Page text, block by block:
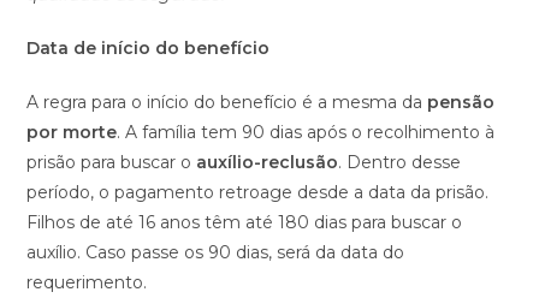
Data de início do benefício
A regra para o início do benefício é a mesma da pensão
por morte. A família tem 90 dias após o recolhimento à
prisão para buscar o auxílio-reclusão. Dentro desse
período, o pagamento retroage desde a data da prisão.
Filhos de até 16 anos têm até 180 dias para buscar o
auxílio. Caso passe os 90 dias, será da data do
requerimento.